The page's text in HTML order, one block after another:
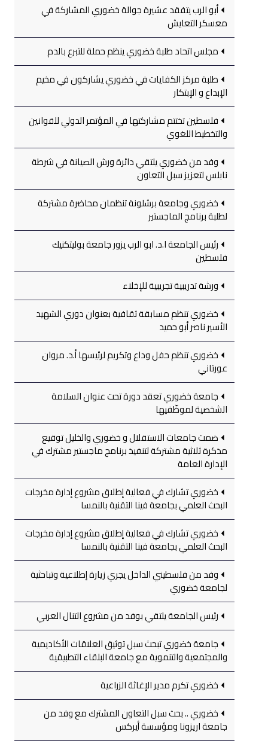
أبو الرب يتفقد عشيرة جوالة خضوري المشاركة في
معسكر التعايش
مجلس اتحاد طلبة خضوري ينظم حملة للتبرع بالدم
طلبة مركز الكفايات في خضوري يشاركون في مخيم
الإبداع و الإبتكار
فلسطين تختتم مشاركتها في المؤتمر الدولي للقوانين
والتخطيط اللغوي
وفد من خضوري يلتقي دائرة ورش الصيانة في شرطة
نابلس لتعزيز سبل التعاون
خضوري وجامعة برشلونة تنظمان محاضرة مشتركة
لطلبة برنامج الماجستير
رئيس الجامعة ا.د. ابو الرب يزور جامعة بوليتكنيك
فلسطين
ورشة تدريبية تجريبية للإخلاء
خضوري تنظم مسابقة ثقافية بعنوان دوري الشهيد
الأسير ناصر أبو حميد
خضوري تنظم حفل وداع وتكريم لرئيسها أ.د. مروان
عورتاني
جامعة خضوري تعقد دورة تحت عنوان السلامة
الشخصية لموظّفيها
ضمت جامعات الاستقلال و خضوري والخليل توقيع
مذكرة ثلاثية مشتركة لتنفيذ برنامج ماجستير مشترك في
الإدارة العامة
خضوري تشارك في فعالية إطلاق مشروع إدارة مخرجات
البحث العلمي بجامعة فينا التقنية بالنمسا
خضوري تشارك في فعالية إطلاق مشروع إدارة مخرجات
البحث العلمي بجامعة فينا التقنية بالنمسا
وفد من فلسطيني الداخل يجري زيارة إطلاعية وتباحثية
لجامعة خضوري
رئيس الجامعة يلتقي بوفد من مشروع التنال العربي
جامعة خضوري تبحث سبل توثيق العلاقات الأكاديمية
والمجتمعية والتنموية مع جامعة البلقاء التطبيقية
خضوري تكرم مدير الإغاثة الزراعية
خضوري .. بحث سبل التعاون المشترك مع وفد من
جامعة اريزونا ومؤسسة أيركس